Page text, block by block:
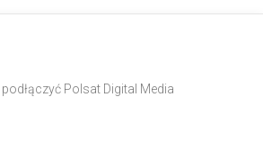
Polsat Digital Media